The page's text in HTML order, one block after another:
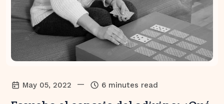
May 05, 2022 — 6 minutes read